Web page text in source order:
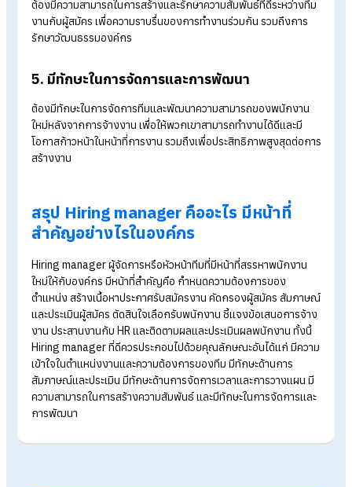
1. มีความเข้าใจในตำแหน่งงานและความต้องกา
ของทีม
ต้องมีความเข้าใจรายละเอียดงานและความต้องการเฉพาะของทีม
2. มีทักษะด้านการสัมภาษณ์และประเมิน
ต้องมีความสามารถด้านการสื่อสารที่ดีในการสัมภาษณ์ การวิเครา
ทัศนคติต่อการทำงานของผู้สมัครผ่านคำพูด ตลอดจนการประเมิน
ทักษะและความเหมาะสมของผู้สมัครอย่างเป็นกลาง
3. มีทักษะด้านการจัดการเวลาและการวางแผน
ต้องสามารถจัดการเวลาและทรัพยากรได้ดี เพื่อให้กระบวนการสร
พนักงานมีความราบรื่นและสำเร็จลุล่วงทันตามกำหนด